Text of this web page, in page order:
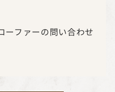
ーファーの問い合わせ